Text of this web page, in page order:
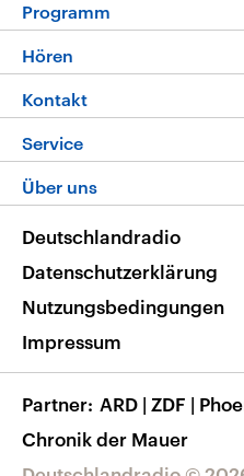
Programm
Programm
Die Nachrichten
Nachrichtenleicht
Neue Beiträge auf
Hören
Livestream
Podcasts
Deutschlandfunk
Nachrichten App
Frequenzen
Kontakt
Hörerservice
Service
FAQ
Veranstaltungen
Musikliste
RSS
Über uns
Barrierefreiheit
Deutschlandradio
Datenschutzerklärung
Nutzungsbedingungen
Impressum
Partner ARD | ZDF |
Chronik der Mauer